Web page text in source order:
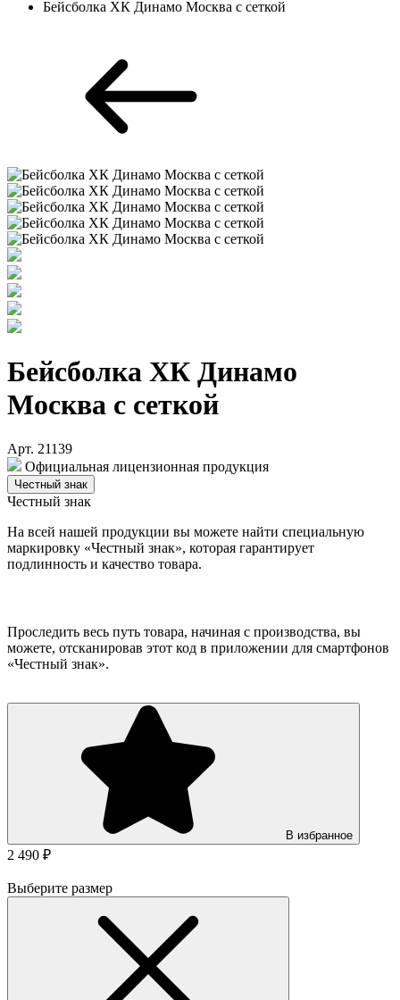
Бейсболка ХК Динамо Москва с сеткой
Бейсболка ХК Динамо
Москва с сеткой
Арт. 21139
Официальная лицензионная продукция
Честный знак
Честный знак
На всей нашей продукции вы можете найти специальную
маркировку «Честный знак», которая гарантирует
подлинность и качество товара.
Проследить весь путь товара, начиная с производства, вы
можете, отсканировав этот код в приложении для смартфонов
«Честный знак».
В избранное
2 490 ₽
Выберите размер